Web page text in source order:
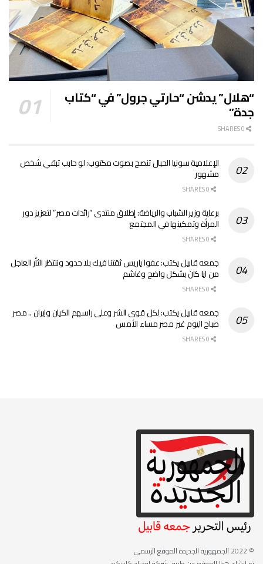
“هلال” يدشن “حارتي جرول” في “كتاب
جدة”
الإعلامية سونيا الحبال تنصح بصوت مكتوب: لو حابب تبقي شخص
مشهور
برعاية وزير الشباب والرياضة: إطلاق منتدى “رائدات مصر” لتعزيز دور
المرأة وتمكينها في المجتمع
جمعه قابيل يكتب: عفوا ياريس ثقتنا فيك بلا حدود وننتظر الثأر العاجل
من ايا كان بشكل واضح وغاشم
جمعه قابيل يكتب: لكل قوى الشر وعلى راسهم الكيان وايران .. مصر
صباح اليوم غير مصر مساء الأمس
© 2022
الجمهورية الجديدة الموقع الرسمي